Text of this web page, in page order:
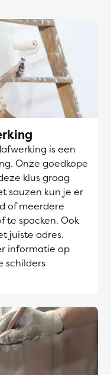
is een
Onze goedkope
klus graag
sauzen kun je er
of meerdere
te spacken. Ook
juiste adres.
informatie op
schilders